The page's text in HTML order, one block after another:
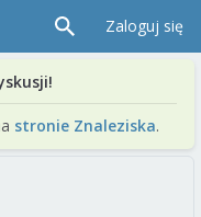
Zaloguj się
stronie Znaleziska.